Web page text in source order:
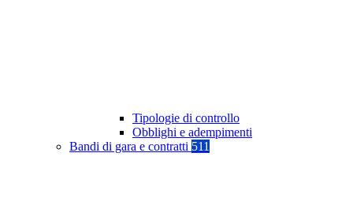
Tipologie di controllo
Obblighi e adempimenti
Bandi di gara e contratti 511